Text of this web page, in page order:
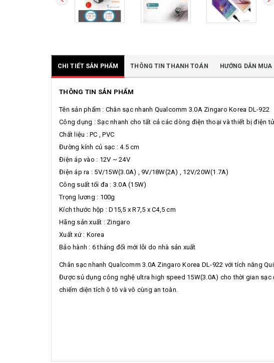
CHI TIẾT SẢN PHẨM THÔNG TIN THANH TOÁN HƯỚNG DẪN MUA
THÔNG TIN SẢN PHẨM
Tên sản phẩm : Chân sạc nhanh Qualcomm 3.0A Zingaro Korea DL-922
Công dụng : Sạc nhanh cho tất cả các dòng điện thoại và thiết bị điện
Chất liệu : PC , PVC
Đường kính củ sạc : 4.5 cm
Điện áp vào : 12V ~ 24V
Điện áp ra : 5V/15W(3.0A) , 9V/18W(2A) , 12V/20W(1.7A)
Công suất tối đa : 3.0A (15W)
Trọng lương : 100g
Kích thước hộp : D15,5 x R7,5 x C4,5 cm
Hãng sản xuất : Zingaro
Xuất xứ : Korea
Bảo hành : 6 tháng đổi mới lỗi do nhà sản xuất
Chân sạc nhanh Qualcomm 3.0A Zingaro Korea DL-922 với tích năng
Được sủ dụng công nghệ ultra high speed 15W(3.0A) cho thời gian
chiếm diện tích ô tô và vô cùng an toàn.